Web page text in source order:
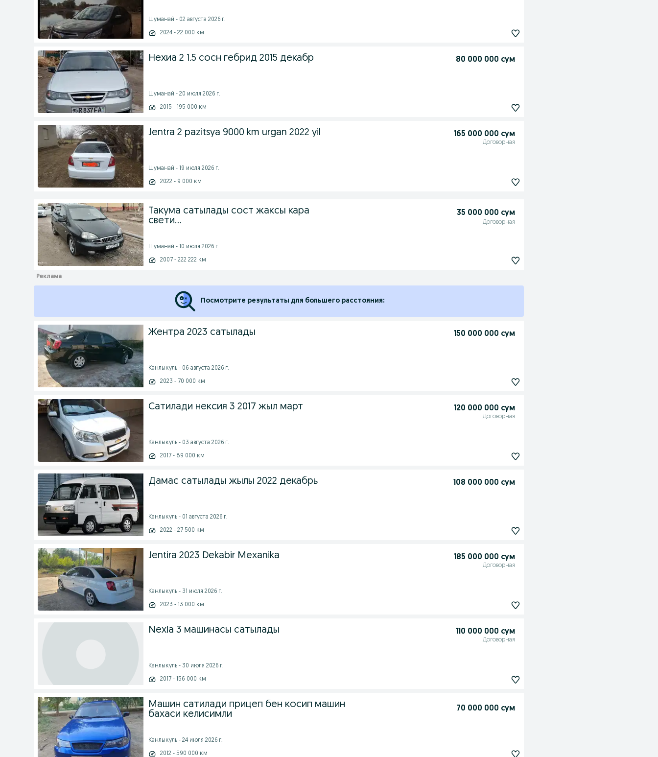
Шуманай - 02 августа 2026 г.
2024 - 22 000 км
Нехиа 2 1.5 сосн гебрид 2015 декабр 80 000 000 сум
Шуманай - 20 июля 2026 г.
2015 - 195 000 км
Jentra 2 pazitsya 9000 km urgan 2022 yil 165 000 000 сум
Договорная
Шуманай - 19 июля 2026 г.
2022 - 9 000 км
Такума сатылады сост жаксы кара
свети...
35 000 000 сум
Договорная
Шуманай - 10 июля 2026 г.
2007 - 222 222 км
Посмотрите результаты для большего расстояния:
Жентра 2023 сатылады 150 000 000 сум
Канлыкуль - 06 августа 2026 г.
2023 - 70 000 км
Сатилади нексия 3 2017 жыл март 120 000 000 сум
Договорная
Канлыкуль - 03 августа 2026 г.
2017 - 89 000 км
Дамас сатылады жылы 2022 декабрь 108 000 000 сум
Канлыкуль - 01 августа 2026 г.
2022 - 27 500 км
Jentira 2023 Dekabir Mexanika 185 000 000 сум
Договорная
Канлыкуль - 31 июля 2026 г.
2023 - 13 000 км
Nexia 3 машинасы сатылады 110 000 000 сум
Договорная
Канлыкуль - 30 июля 2026 г.
2017 - 156 000 км
Машин сатилади прицеп бен косип машин
бахаси келисимли
70 000 000 сум
Канлыкуль - 24 июля 2026 г.
2012 - 590 000 км